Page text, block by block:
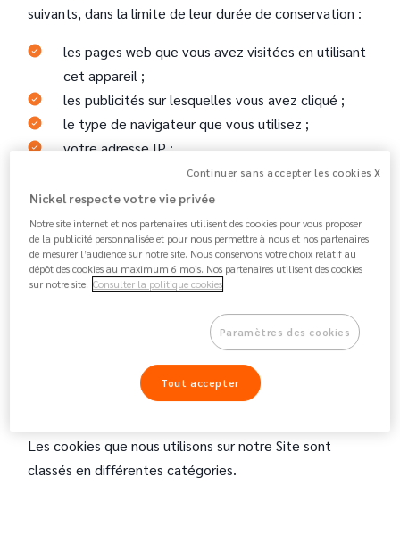
suivants, dans la limite de leur durée de conservation :
les pages web que vous avez visitées en utilisant
cet appareil ;
les publicités sur lesquelles vous avez cliqué ;
le type de navigateur que vous utilisez ;
votre adresse IP ;
et toute autre information que vous avez fournie
sur notre Site.
Les cookies peuvent contenir des données à caractère
personnel couvertes parnotre Notice de Protection
des Données.
3. Quel type de cookies utilisons nous et
à quelles fins ?
Les cookies que nous utilisons sur notre Site sont
classés en différentes catégories.
Continuer sans accepter les cookies X
Nickel respecte votre vie privée
Notre site internet et nos partenaires utilisent des cookies pour vous proposer
de la publicité personnalisée et pour nous permettre à nous et nos partenaires
de mesurer l’audience sur notre site. Nous conservons votre choix relatif au
dépôt des cookies au maximum 6 mois. Nos partenaires utilisent des cookies
sur notre site. Consulter la politique cookies
Paramètres des cookies
Tout accepter